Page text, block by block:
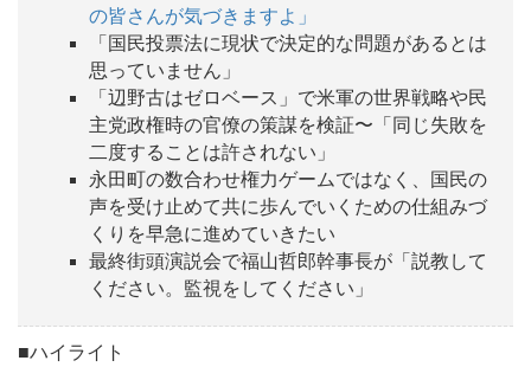
の皆さんが気づきますよ」
「国民投票法に現状で決定的な問題があるとは
思っていません」
「辺野古はゼロベース」で米軍の世界戦略や民
主党政権時の官僚の策謀を検証〜「同じ失敗を
二度することは許されない」
永田町の数合わせ権力ゲームではなく、国民の
声を受け止めて共に歩んでいくための仕組みづ
くりを早急に進めていきたい
最終街頭演説会で福山哲郎幹事長が「説教して
ください。監視をしてください」
■ハイライト